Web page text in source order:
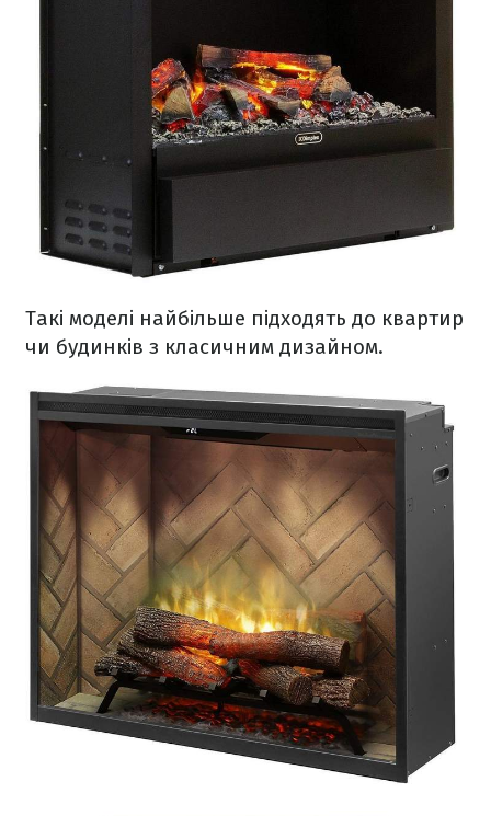
Такі моделі найбільше підходять до квартир
чи будинків з класичним дизайном.